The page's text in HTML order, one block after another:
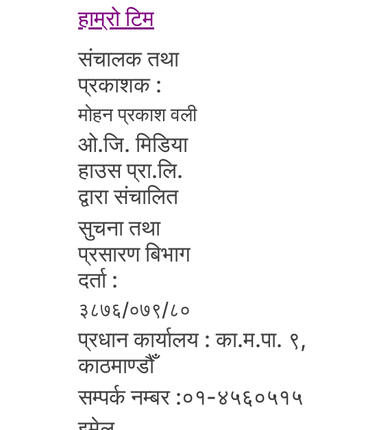
हाम्रो टिम
संचालक तथा
प्रकाशक :
मोहन प्रकाश वली
ओ.जि. मिडिया
हाउस प्रा.लि.
द्वारा संचालित
सुचना तथा
प्रसारण बिभाग
दर्ता :
३८७६/०७९/८०
प्रधान कार्यालय : का.म.पा. ९,
काठमाण्डौँ
सम्पर्क नम्बर :०१-४५६०५१५